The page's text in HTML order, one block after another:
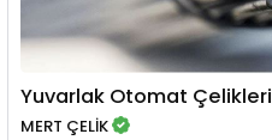
Yuvarlak Otomat Çelikleri
MERT ÇELİK